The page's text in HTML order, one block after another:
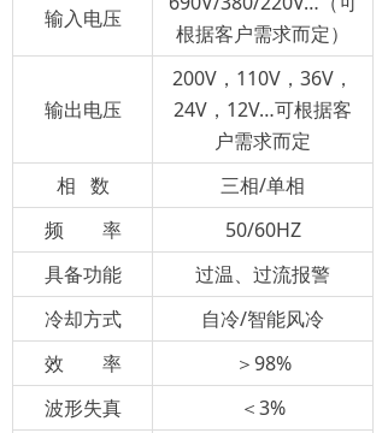
输入电压
根据客户需求而定）
输出电压
200V，110V，36V，
24V，12V…可根据客
户需求而定
相 数
三相/单相
频 率
50/60HZ
具备功能
过温、过流报警
冷却方式
自冷/智能风冷
效 率
＞98%
波形失真
＜3%